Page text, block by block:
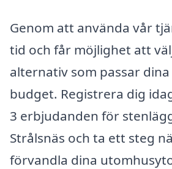
Genom att använda vår
tid och får möjlighet att
alternativ som passar
budget. Registrera dig
3 erbjudanden för
Strålsnäs och ta ett steg
förvandla dina